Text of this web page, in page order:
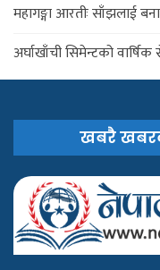
महागङ्गा आरतीः साँझलाई
अर्घाखाँची सिमेन्टको
खबरै